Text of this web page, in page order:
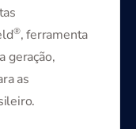
®, ferramenta
geração,
as